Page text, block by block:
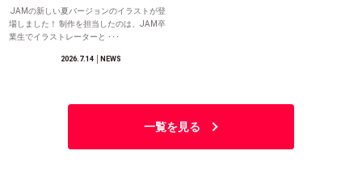
JAMの新しい夏バージョンのイラストが登
場しました！ 制作を担当したのは、JAM卒
業生でイラストレーターと ･･･
2026.7.14│NEWS
一覧を見る